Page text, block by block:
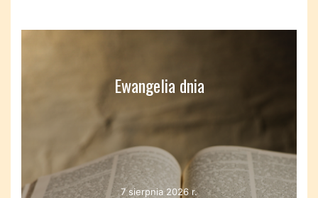
Ewangelia dnia
7 sierpnia 2026 r.